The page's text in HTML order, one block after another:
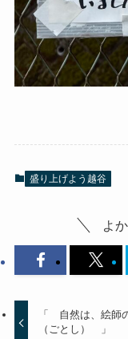
盛り上げよう越谷
よ
「 自然は、絵師
（ごとし） 」